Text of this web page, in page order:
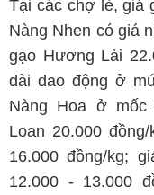
Tại các chợ lẻ, giá
Nàng Nhen có giá
gạo Hương Lài
dài dao động ở
Nàng Hoa ở mốc
Loan 20.000
16.000 đồng/kg;
12.000 - 13.000